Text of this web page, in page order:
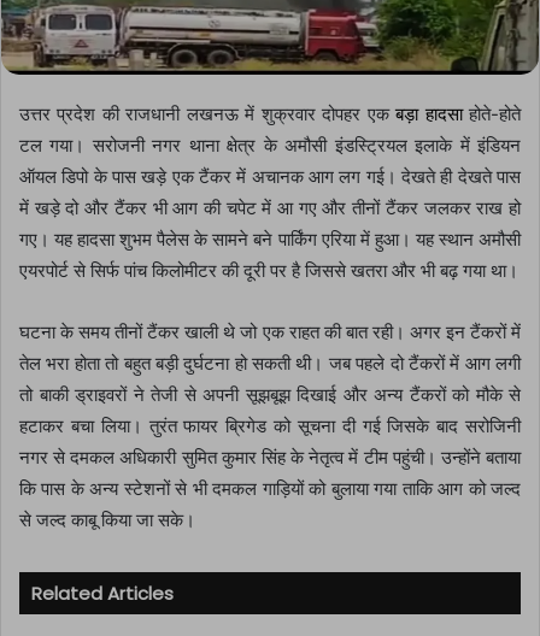
उत्तर प्रदेश की राजधानी लखनऊ में शुक्रवार दोपहर एकबड़ा हादसाहोते-होते
टल गया। सरोजनी नगर थाना क्षेत्र के अमौसी इंडस्ट्रियल इलाके में इंडियन
ऑयल डिपो के पास खड़े एक टैंकर में अचानक आग लग गई। देखते ही देखते पास
में खड़े दो और टैंकर भी आग की चपेट में आ गए और तीनों टैंकर जलकर राख हो
गए। यह हादसा शुभम पैलेस के सामने बने पार्किंग एरिया में हुआ। यह स्थान अमौसी
एयरपोर्ट से सिर्फ पांच किलोमीटर की दूरी पर है जिससे खतरा और भी बढ़ गया था।
घटना के समय तीनों टैंकर खाली थे जो एक राहत की बात रही। अगर इन टैंकरों में
तेल भरा होता तो बहुत बड़ी दुर्घटना हो सकती थी। जब पहले दो टैंकरों में आग लगी
तो बाकी ड्राइवरों ने तेजी से अपनी सूझबूझ दिखाई और अन्य टैंकरों को मौके से
हटाकर बचा लिया। तुरंत फायर ब्रिगेड को सूचना दी गई जिसके बाद सरोजिनी
नगर से दमकल अधिकारी सुमित कुमार सिंह के नेतृत्व में टीम पहुंची। उन्होंने बताया
कि पास के अन्य स्टेशनों से भी दमकल गाड़ियों को बुलाया गया ताकि आग को जल्द
से जल्द काबू किया जा सके।
Related Articles